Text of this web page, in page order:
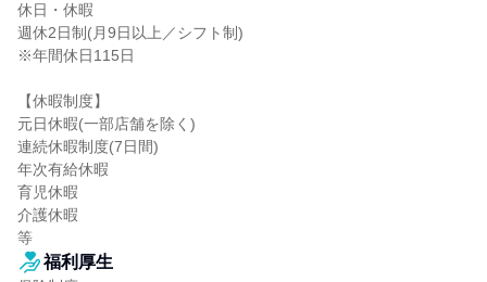
休日・休暇
週休2日制(月9日以上／シフト制)
※年間休日115日
【休暇制度】
元日休暇(一部店舗を除く)
連続休暇制度(7日間)
年次有給休暇
育児休暇
介護休暇
等
福利厚生